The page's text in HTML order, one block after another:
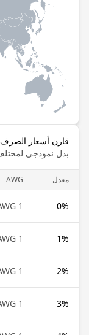
قارن أسعار الصرف
بدل نموذجي
معدل AWG
0%
1 AWG
1%
1 AWG
2%
1 AWG
3%
1 AWG